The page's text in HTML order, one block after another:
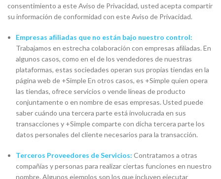
consentimiento a este Aviso de Privacidad, usted acepta compartir
su información de conformidad con este Aviso de Privacidad.
Empresas aﬁliadas que no están bajo nuestro control:
Trabajamos en estrecha colaboración con empresas aﬁliadas. En
algunos casos, como en el de los vendedores de nuestras
plataformas, estas sociedades operan sus propias tiendas en la
página web de +Simple En otros casos, es +Simple quien opera
las tiendas, ofrece servicios o vende líneas de producto
conjuntamente o en nombre de esas empresas. Usted puede
saber cuándo una tercera parte está involucrada en sus
transacciones y +Simple comparte con dicha tercera parte los
datos personales del cliente necesarios para la transacción.
Terceros Proveedores de Servicios: Contratamos a otras
compañías y personas para realizar ciertas funciones en nuestro
nombre. Algunos ejemplos son los que incluyen ejecutar